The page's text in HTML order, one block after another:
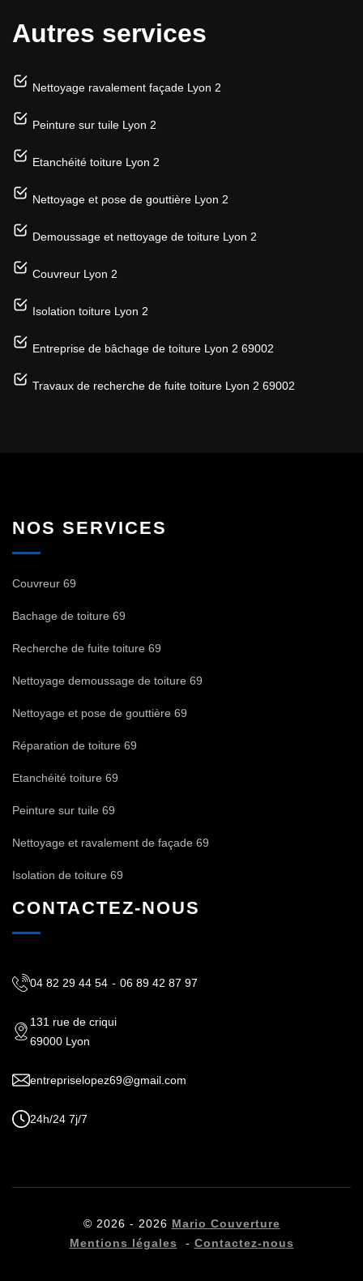
Autres services
Nettoyage ravalement façade Lyon 2
Peinture sur tuile Lyon 2
Etanchéité toiture Lyon 2
Nettoyage et pose de gouttière Lyon 2
Demoussage et nettoyage de toiture Lyon 2
Couvreur Lyon 2
Isolation toiture Lyon 2
Entreprise de bâchage de toiture Lyon 2 69002
Travaux de recherche de fuite toiture Lyon 2 69002
NOS SERVICES
Couvreur 69
Bachage de toiture 69
Recherche de fuite toiture 69
Nettoyage demoussage de toiture 69
Nettoyage et pose de gouttière 69
Réparation de toiture 69
Etanchéité toiture 69
Peinture sur tuile 69
Nettoyage et ravalement de façade 69
Isolation de toiture 69
CONTACTEZ-NOUS
04 82 29 44 54 - 06 89 42 87 97
131 rue de criqui
69000 Lyon
entrepriselopez69@gmail.com
24h/24 7j/7
© 2026 - 2026 Mario Couverture
Mentions légales - Contactez-nous